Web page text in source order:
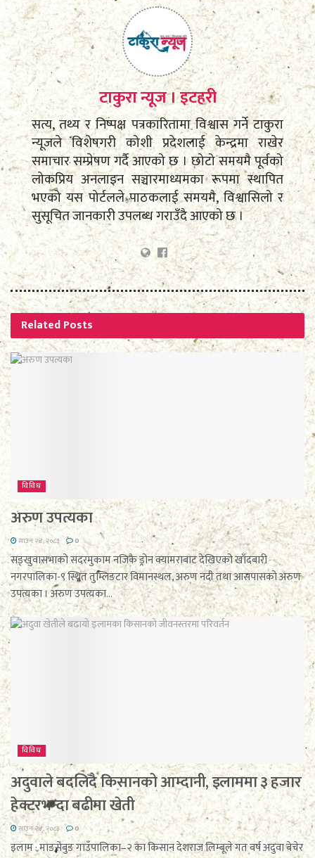
टाकुरा न्यूज । इटहरी
सत्य, तथ्य र निष्पक्ष पत्रकारितामा विश्वास गर्ने टाकुरा
न्यूजले विशेषगरी कोशी प्रदेशलाई केन्द्रमा राखेर
समाचार सम्प्रेषण गर्दै आएको छ । छोटो समयमै पूर्वको
लोकप्रिय अनलाइन सञ्चारमाध्यमका रूपमा स्थापित
भएको यस पोर्टलले पाठकलाई समयमै, विश्वासिलो र
सुसूचित जानकारी उपलब्ध गराउँदै आएको छ ।
RelatedPosts
विविध
अरुण उपत्यका
साउन २४, २०८३ 0
सङ्खुवासभाको सदरमुकाम नजिकै ड्रोन क्यामराबाट देखिएको खाँदबारी
नगरपालिका-९ स्थित तुम्लिङटार विमानस्थल, अरुण नदी तथा आसपासको अरुण
उपत्यका । अरुण उपत्यका...
विविध
अदुवाले बदलिँदै किसानको आम्दानी, इलाममा ३ हजार
हेक्टरभन्दा बढीमा खेती
साउन २४, २०८३ 0
इलाम : माङसेबुङ गाउँपालिका–२ का किसान देशराज लिम्बूले गत वर्ष अदुवा बेचेर